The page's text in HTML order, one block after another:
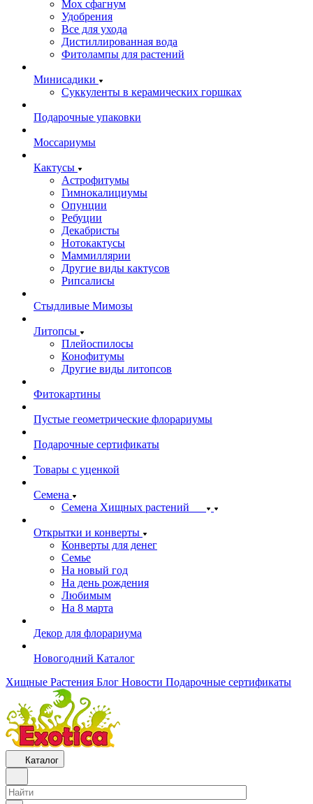
Мох сфагнум
Удобрения
Все для ухода
Дистиллированная вода
Фитолампы для растений
Минисадики
Суккуленты в керамических горшках
Подарочные упаковки
Моссариумы
Кактусы
Астрофитумы
Гимнокалициумы
Опунции
Ребуции
Декабристы
Нотокактусы
Маммиллярии
Другие виды кактусов
Рипсалисы
Стыдливые Мимозы
Литопсы
Плейоспилосы
Конофитумы
Другие виды литопсов
Фитокартины
Пустые геометрические флорариумы
Подарочные сертификаты
Товары с уценкой
Семена
Семена Хищных растений
Открытки и конверты
Конверты для денег
Семье
На новый год
На день рождения
Любимым
На 8 марта
Декор для флорариума
Новогодний Каталог
Хищные Растения Блог Новости Подарочные сертификаты
Каталог